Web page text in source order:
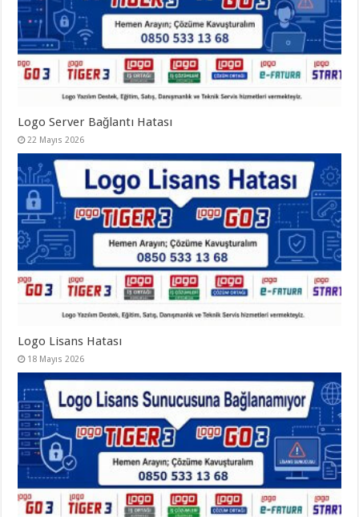
Logo Server Bağlantı Hatası
22 Mayıs 2026
Logo Lisans Hatası
18 Mayıs 2026